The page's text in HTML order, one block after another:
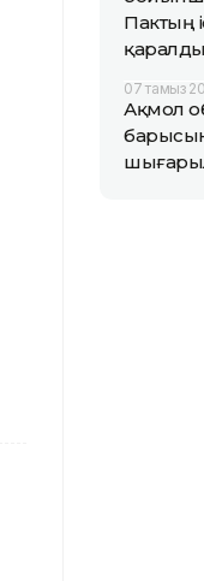
Пактың
қаралды
07 тамыз
Ақмол